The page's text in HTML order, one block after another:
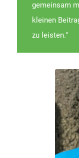
gemeinsam
kleinen
zu leisten."